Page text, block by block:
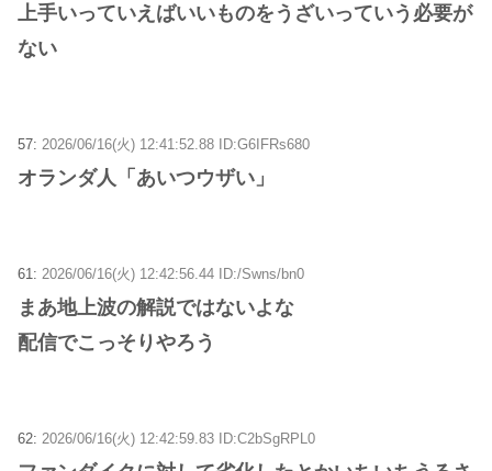
上手いっていえばいいものをうざいっていう必要が
ない
57: 2026/06/16(火) 12:41:52.88 ID:G6IFRs680
オランダ人「あいつウザい」
61: 2026/06/16(火) 12:42:56.44 ID:/Swns/bn0
まあ地上波の解説ではないよな
配信でこっそりやろう
62: 2026/06/16(火) 12:42:59.83 ID:C2bSgRPL0